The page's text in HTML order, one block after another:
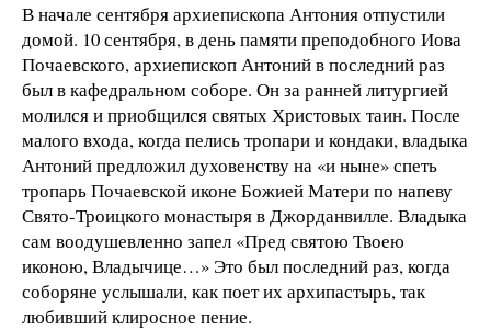
В начале сентября архиепископа Антония отпустили
домой. 10 сентября, в день памяти преподобного Иова
Почаевского, архиепископ Антоний в последний раз
был в кафедральном соборе. Он за ранней литургией
молился и приобщился святых Христовых таин. После
малого входа, когда пелись тропари и кондаки, владыка
Антоний предложил духовенству на «и ныне» спеть
тропарь Почаевской иконе Божией Матери по напеву
Свято-Троицкого монастыря в Джорданвилле. Владыка
сам воодушевленно запел «Пред святою Твоею
иконою, Владычице…» Это был последний раз, когда
соборяне услышали, как поет их архипастырь, так
любивший клиросное пение.